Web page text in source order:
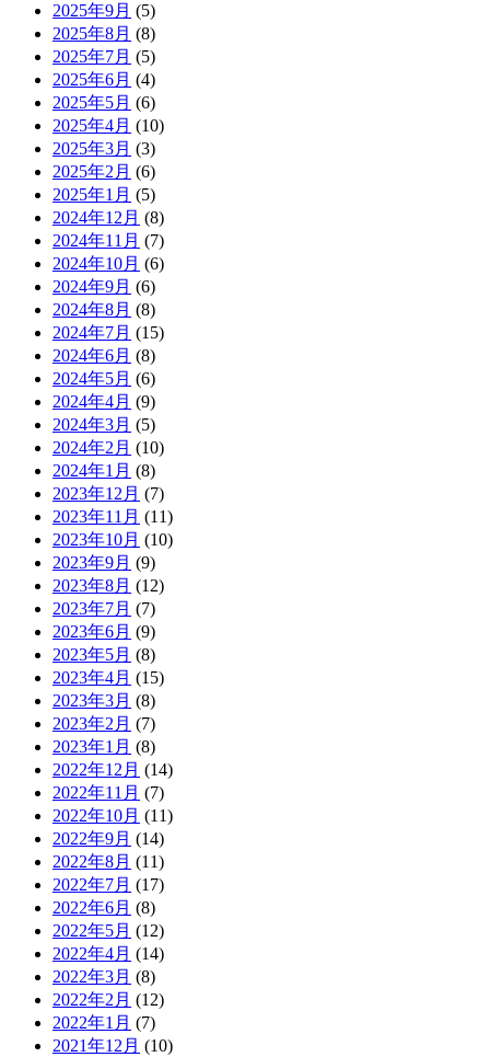
2025年9月 (5)
2025年8月 (8)
2025年7月 (5)
2025年6月 (4)
2025年5月 (6)
2025年4月 (10)
2025年3月 (3)
2025年2月 (6)
2025年1月 (5)
2024年12月 (8)
2024年11月 (7)
2024年10月 (6)
2024年9月 (6)
2024年8月 (8)
2024年7月 (15)
2024年6月 (8)
2024年5月 (6)
2024年4月 (9)
2024年3月 (5)
2024年2月 (10)
2024年1月 (8)
2023年12月 (7)
2023年11月 (11)
2023年10月 (10)
2023年9月 (9)
2023年8月 (12)
2023年7月 (7)
2023年6月 (9)
2023年5月 (8)
2023年4月 (15)
2023年3月 (8)
2023年2月 (7)
2023年1月 (8)
2022年12月 (14)
2022年11月 (7)
2022年10月 (11)
2022年9月 (14)
2022年8月 (11)
2022年7月 (17)
2022年6月 (8)
2022年5月 (12)
2022年4月 (14)
2022年3月 (8)
2022年2月 (12)
2022年1月 (7)
2021年12月 (10)